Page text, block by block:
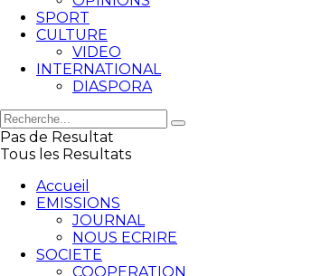
SPORT
CULTURE
VIDEO
INTERNATIONAL
DIASPORA
Pas de Resultat
Tous les Resultats
Accueil
EMISSIONS
JOURNAL
NOUS ECRIRE
SOCIETE
COOPERATION